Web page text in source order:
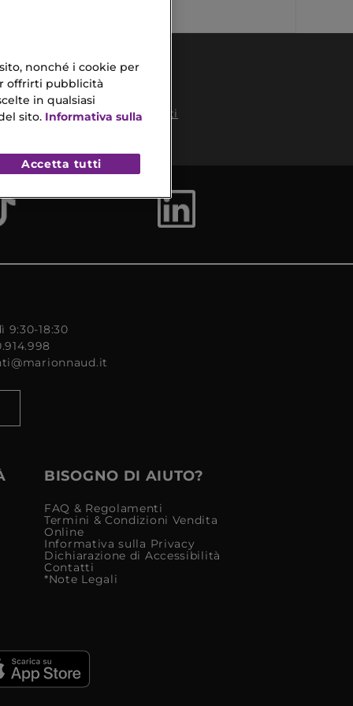
Pagamenti
9:30-18:30
BISOGNO DI AIUTO?
FAQ & Regolamenti
Termini & Condizioni Vendita
Online
Informativa sulla Privacy
Dichiarazione di Accessibilità
Contatti
*Note Legali
nonché i cookie per
offrirti pubblicità
in qualsiasi
sito. Informativa sulla
Accetta tutti